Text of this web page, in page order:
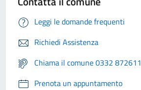
Leggi le domande frequenti
Richiedi Assistenza
Chiama il comune 0332 872611
Prenota un appuntamento